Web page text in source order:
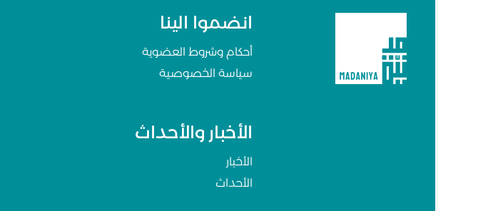
انضموا الينا
أحكام وشروط العضوية
سياسة الخصوصية
الأخبار والأحداث
الأخبار
الأحداث